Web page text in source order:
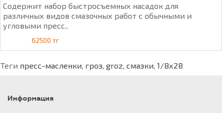
Содержит набор быстросъемных насадок для
различных видов смазочных работ с обычными и
угловыми пресс..
62500 тг
Теги пресс-масленки, гроз, groz, смазки, 1/8х28
Информация